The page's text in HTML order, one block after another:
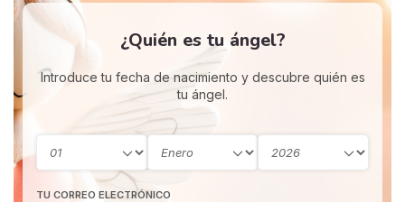
¿Quién es tu ángel?
Introduce tu fecha de nacimiento y descubre quién es
tu ángel.
TU CORREO ELECTRÓNICO